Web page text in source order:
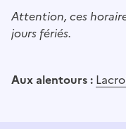
Attention, ces
jours fériés.
Aux alentours :